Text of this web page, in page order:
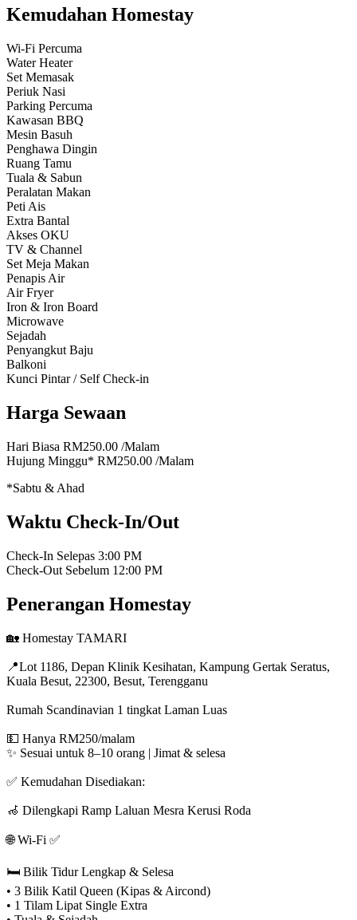
Kemudahan Homestay
Wi-Fi Percuma
Water Heater
Set Memasak
Periuk Nasi
Parking Percuma
Kawasan BBQ
Mesin Basuh
Penghawa Dingin
Ruang Tamu
Tuala & Sabun
Peralatan Makan
Peti Ais
Extra Bantal
Akses OKU
TV & Channel
Set Meja Makan
Penapis Air
Air Fryer
Iron & Iron Board
Microwave
Sejadah
Penyangkut Baju
Balkoni
Kunci Pintar / Self Check-in
Harga Sewaan
Hari Biasa RM250.00 /Malam
Hujung Minggu* RM250.00 /Malam
*Sabtu & Ahad
Waktu Check-In/Out
Check-In Selepas 3:00 PM
Check-Out Sebelum 12:00 PM
Penerangan Homestay
🏡 Homestay TAMARI
📍Lot 1186, Depan Klinik Kesihatan, Kampung Gertak Seratus,
Kuala Besut, 22300, Besut, Terengganu
Rumah Scandinavian 1 tingkat Laman Luas
💵 Hanya RM250/malam
✨ Sesuai untuk 8–10 orang | Jimat & selesa
✅ Kemudahan Disediakan:
🦽 Dilengkapi Ramp Laluan Mesra Kerusi Roda
🌐 Wi-Fi ✅
🛏️ Bilik Tidur Lengkap & Selesa
• 3 Bilik Katil Queen (Kipas & Aircond)
• ⁠1 Tilam Lipat Single Extra